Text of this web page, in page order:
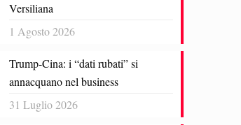
Versiliana
1 Agosto 2026
Trump-Cina: i “dati rubati” si
annacquano nel business
31 Luglio 2026